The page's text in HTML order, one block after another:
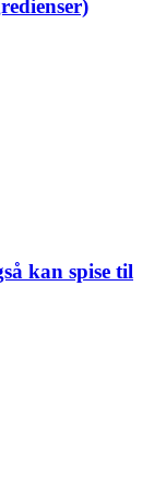
kan spise til